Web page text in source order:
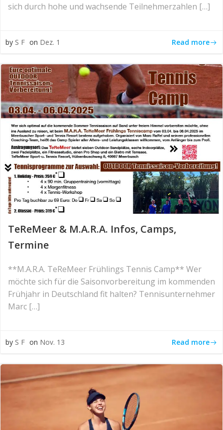
sich durch hohe und wachsende Teilnehmerzahlen […]
by S F on Dez. 1 Read more
TeReMeer & M.A.R.A. Infos, Camps,
Termine
**M.A.R.A. TeReMeer Frühlings Tennis Camp** Wer
möchte sich für die Saisonvorbereitung im kommenden
Frühjahr in Deutschland fit halten? Tennisunternehmer
Marc […]
by S F on Nov. 13 Read more